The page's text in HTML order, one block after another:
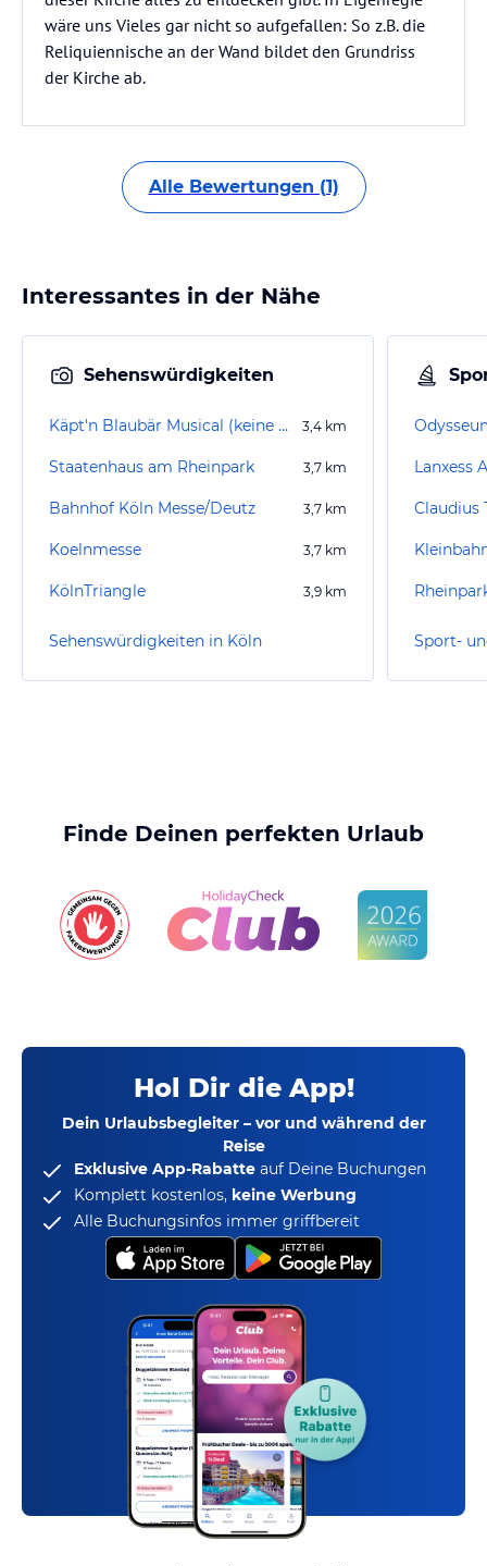
wäre uns Vieles gar nicht so aufgefallen: So z.B. die
Reliquiennische an der Wand bildet den Grundriss
der Kirche ab.
Alle Bewertungen (1)
Interessantes in der Nähe
Sehenswürdigkeiten
Käpt'n Blaubär Musical (keine Aufführung mehr) 3,4 km
Staatenhaus am Rheinpark 3,7 km
Bahnhof Köln Messe/Deutz 3,7 km
Koelnmesse 3,7 km
KölnTriangle 3,9 km
Sehenswürdigkeiten in Köln
Lanxess
Claudius
Sport-
Finde Deinen perfekten Urlaub
Hol Dir die App!
Dein Urlaubsbegleiter – vor und während der
Reise
Exklusive App-Rabatte auf Deine Buchungen
Komplett kostenlos, keine Werbung
Alle Buchungsinfos immer griffbereit